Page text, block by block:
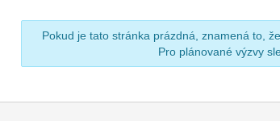
Pokud je tato stránka prázdná, znamená to,
Pro plánované výzvy